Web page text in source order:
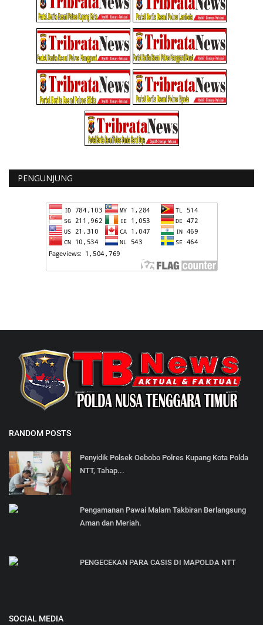
PENGUNJUNG
RANDOM POSTS
Penyidik Polsek Oebobo Polres Kupang Kota Polda
NTT, Tahap...
Pengamanan Pawai Malam Takbiran Berlangsung
Aman dan Meriah.
PENGECEKAN PARA CASIS DI MAPOLDA NTT
SOCIAL MEDIA